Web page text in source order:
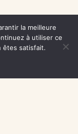
la meilleure
à utiliser ce
êtes satisfait.